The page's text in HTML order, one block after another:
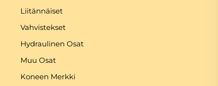
Liitännäiset
Vahvistekset
Hydraulinen Osat
Muu Osat
Koneen Merkki